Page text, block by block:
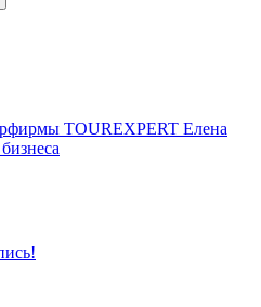
TOUREXPERT Елена